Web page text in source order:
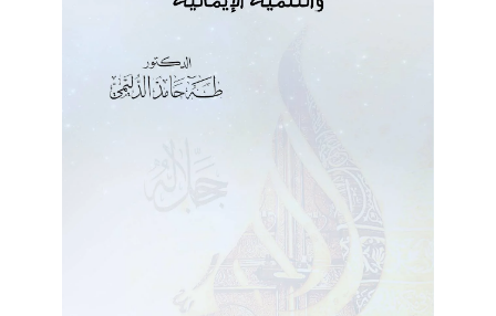
لعمل شائك خطير كالعمل السياسي، وباسم الدين؟! أعرضت عنها –
ونقض (مثلاً ص45،15) دعاوى كبيرة يلصقونها بإنجازات وهمية أو
صغيرة. مثل ادعاء أن التحسن الأمني هو من إنجازهم.
بأنه “عارٍ عن الوعي السياسي والفقه الشرعي وروحانية الجهاد”
ويريد مع ذلك “أن يستمر في التمتع بشرف العنوان العظيم ولقب
(الداعية) الكريم”!.